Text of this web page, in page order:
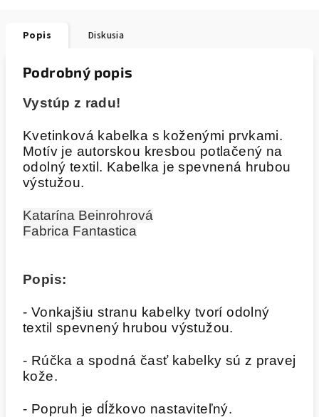
Popis Diskusia
Podrobný popis
Vystúp z radu!
Kvetinková kabelka s koženými prvkami.
Motív je autorskou kresbou potlačený na
odolný textil. Kabelka je spevnená hrubou
výstužou.
Katarína Beinrohrová
Fabrica Fantastica
Popis:
- Vonkajšiu stranu kabelky tvorí odolný
textil spevnený hrubou výstužou.
- Rúčka a spodná časť kabelky sú z pravej
kože.
- Popruh je dĺžkovo nastaviteľný.